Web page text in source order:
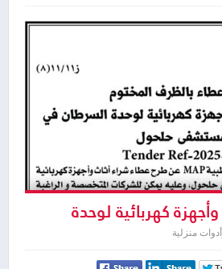
كهربائية لوحدة
حلحولمنزلية